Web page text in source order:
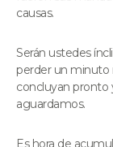
causas.
Serán ustedes
perder un minuto
concluyan pronto
aguardamos.
Es hora de